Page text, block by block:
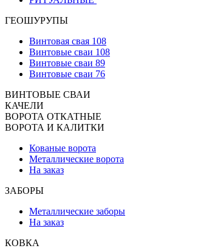
ГЕОШУРУПЫ
Винтовая свая 108
Винтовые сваи 108
Винтовые сваи 89
Винтовые сваи 76
ВИНТОВЫЕ СВАИ
КАЧЕЛИ
ВОРОТА ОТКАТНЫЕ
ВОРОТА И КАЛИТКИ
Кованые ворота
Металлические ворота
На заказ
ЗАБОРЫ
Металлические заборы
На заказ
КОВКА